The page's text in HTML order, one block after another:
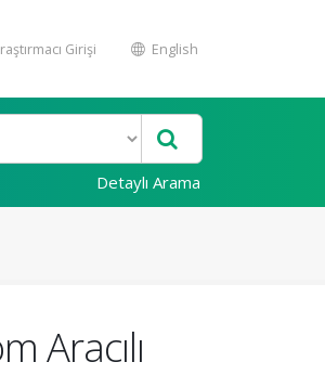
Girişi English
Detaylı Arama
Aracılı